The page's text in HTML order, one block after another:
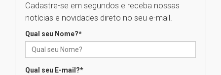
Universidade Mackenzie
realizará nova edição da Feira
Cadastre-se em segundos e receba nossas
notícias e novidades direto no seu e-mail.
Qual seu Nome?*
Qual seu E-mail?*